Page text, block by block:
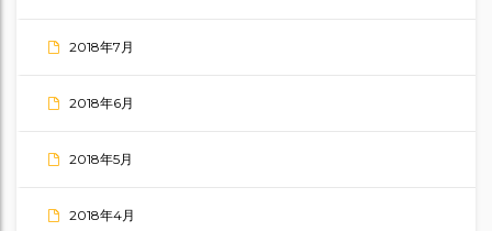
2018年7月
2018年6月
2018年5月
2018年4月